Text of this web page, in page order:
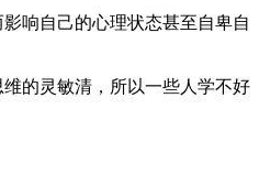
响自己的心理状态甚至自卑自
的灵敏清，所以一些人学不好